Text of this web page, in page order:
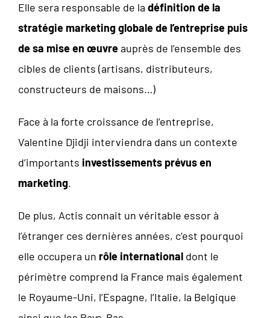
Elle sera responsable de la définition de la
stratégie marketing globale de l’entreprise puis
de sa mise en œuvreauprès de l’ensemble des
cibles de clients (artisans, distributeurs,
constructeurs de maisons…)
Face à la forte croissance de l’entreprise,
Valentine Djidji interviendra dans un contexte
d’importants investissements prévus en
marketing.
De plus, Actis connait un véritable essor à
l’étranger ces dernières années, c’est pourquoi
elle occupera un rôle international dont le
périmètre comprend la France mais également
le Royaume-Uni, l’Espagne, l’Italie, la Belgique